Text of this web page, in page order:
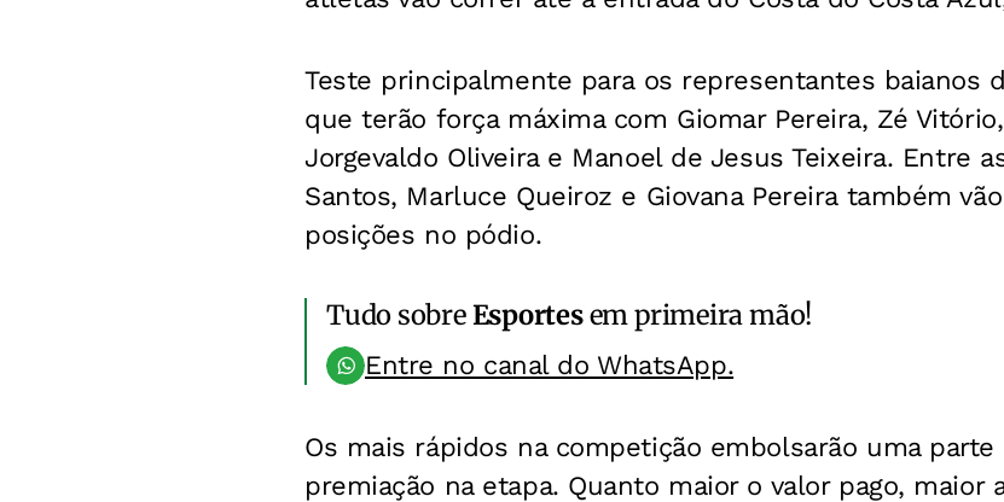
Teste principalmente para os representantes baianos
que terão força máxima com Giomar Pereira, Zé
Jorgevaldo Oliveira e Manoel de Jesus Teixeira. Entre
Santos, Marluce Queiroz e Giovana Pereira também
posições no pódio.
Tudo sobreEsportesem primeira mão!
Entre no canal do WhatsApp.
Os mais rápidos na competição embolsarão uma
premiação na etapa. Quanto maior o valor pago, maior